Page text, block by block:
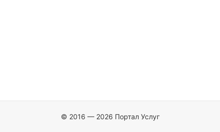
© 2016 — 2026 Портал Услуг